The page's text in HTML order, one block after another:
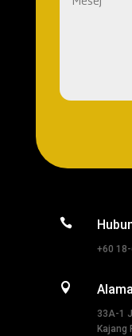

+60

33A-1
Kajang